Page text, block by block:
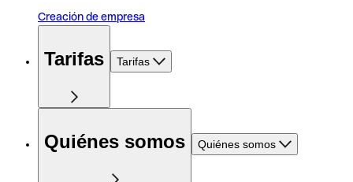
Creación de empresa
Tarifas Tarifas
Quiénes somos Quiénes somos